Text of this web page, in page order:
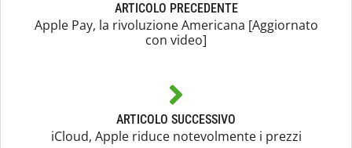
ARTICOLO PRECEDENTE
Apple Pay, la rivoluzione Americana [Aggiornato
con video]
ARTICOLO SUCCESSIVO
iCloud, Apple riduce notevolmente i prezzi